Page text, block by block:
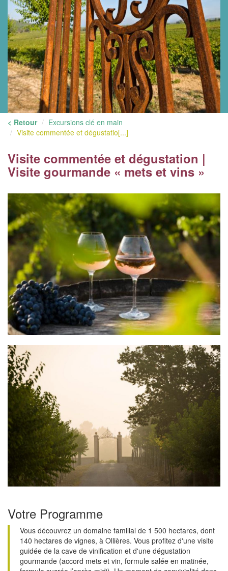
< Retour
Excursions clé en main
Visite commentée et dégustatio[...]
Visite commentée et dégustation |
Visite gourmande « mets et vins »
Votre Programme
Vous découvrez un domaine familial de 1 500 hectares, dont
140 hectares de vignes, à Ollières. Vous profitez d'une visite
guidée de la cave de vinification et d'une dégustation
gourmande (accord mets et vin, formule salée en matinée,